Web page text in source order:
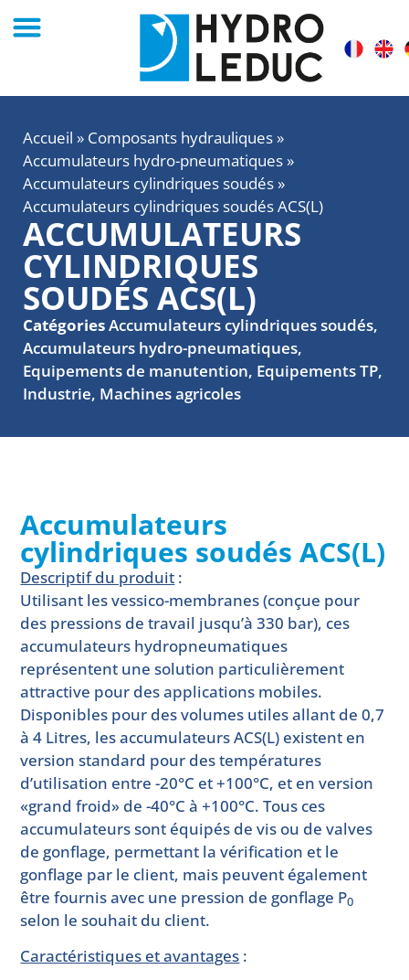
Accueil » Composants hydrauliques»
Accumulateurs hydro-pneumatiques»
Accumulateurs cylindriques soudés»
Accumulateurs cylindriques soudés ACS(L)
ACCUMULATEURS
CYLINDRIQUES
SOUDÉS ACS(L)
CatégoriesAccumulateurs cylindriques soudés,
Accumulateurs hydro-pneumatiques,
Equipements de manutention, Equipements TP,
Industrie, Machines agricoles
Accumulateurs
cylindriques soudés ACS(L)
Descriptif du produit :
Utilisant les vessico-membranes (conçue pour
des pressions de travail jusqu’à 330 bar), ces
accumulateurs hydropneumatiques
représentent une solution particulièrement
attractive pour des applications mobiles.
Disponibles pour des volumes utiles allant de 0,7
à 4 Litres, les accumulateurs ACS(L) existent en
version standard pour des températures
d’utilisation entre -20°C et +100°C, et en version
«grand froid» de -40°C à +100°C. Tous ces
accumulateurs sont équipés de vis ou de valves
de gonflage, permettant la vérification et le
gonflage par le client, mais peuvent également
être fournis avec une pression de gonflage P0
selon le souhait du client.
Caractéristiques et avantages :